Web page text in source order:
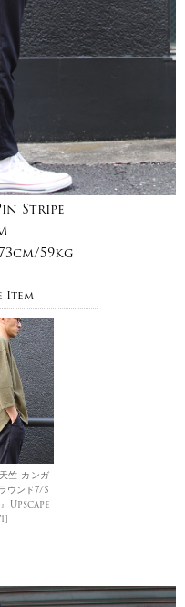
Stripe
59kg
Item
竺 カンガ
ウンド7/S
Upscape